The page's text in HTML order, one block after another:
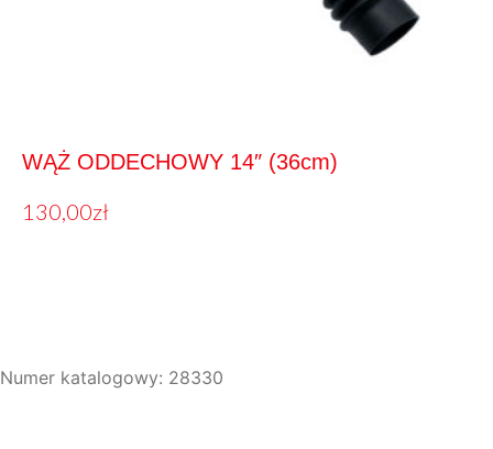
WĄŻ ODDECHOWY 14″ (36cm)
130,00zł
Numer katalogowy: 28330